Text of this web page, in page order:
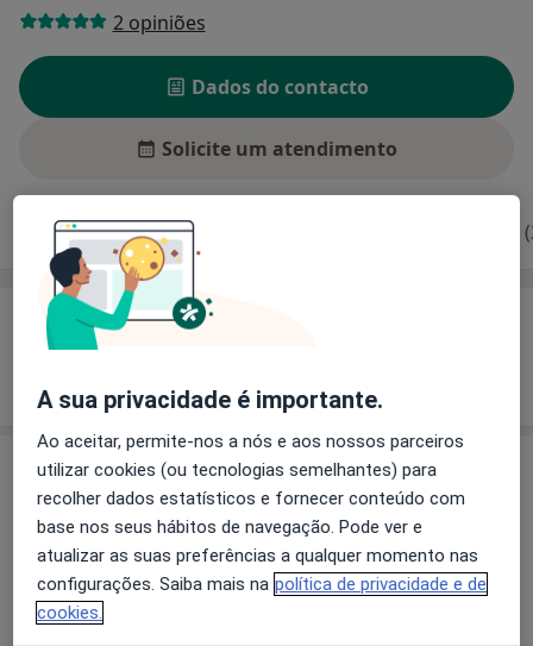
2 opiniões
Dados do contacto
Solicite um atendimento
Experiência Preços Opiniões
Experiência
sobre a experiência
Preços
Sem informação sobre serviços e preços
Este especialista ainda não adicionou nenhuma
informação sobre serviços
A sua privacidade é importante.
Ao aceitar, permite-nos a nós e aos nossos parceiros
utilizar cookies (ou tecnologias semelhantes) para
recolher dados estatísticos e fornecer conteúdo com
base nos seus hábitos de navegação. Pode ver e
atualizar as suas preferências a qualquer momento nas
configurações. Saiba mais na política de privacidade e de
cookies.